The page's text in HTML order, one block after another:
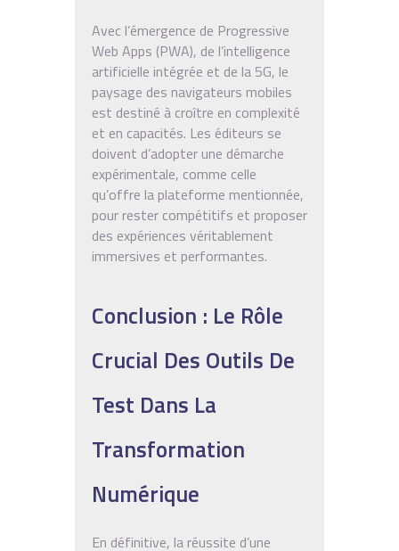
Avec l’émergence de Progressive
Web Apps (PWA), de l’intelligence
artificielle intégrée et de la 5G, le
paysage des navigateurs mobiles
est destiné à croître en complexité
et en capacités. Les éditeurs se
doivent d’adopter une démarche
expérimentale, comme celle
qu’offre la plateforme mentionnée,
pour rester compétitifs et proposer
des expériences véritablement
immersives et performantes.
Conclusion : Le Rôle
Crucial Des Outils De
Test Dans La
Transformation
Numérique
En définitive, la réussite d’une